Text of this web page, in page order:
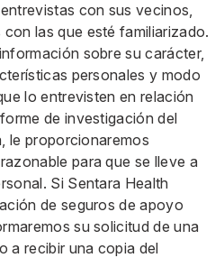
con sus vecinos,
las que esté familiarizado.
sobre su carácter,
personales y modo
lo entrevisten en relación
de investigación del
le proporcionaremos
para que se lleve a
Si Sentara Health
de seguros de apoyo
su solicitud de una
a recibir una copia del